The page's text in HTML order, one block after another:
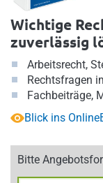
Wichtige
zuverlässig
Arbeitsrecht,
Rechtsfragen
Fachbeiträge,
Blick ins
Bitte